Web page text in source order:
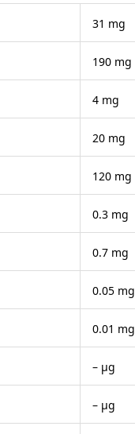
31 mg
190 mg
4 mg
20 mg
120 mg
0.3 mg
0.7 mg
0.05 mg
0.01 mg
– μg
– μg